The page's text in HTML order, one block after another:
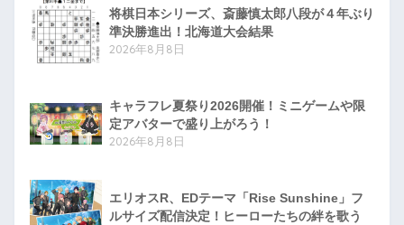
将棋日本シリーズ、斎藤慎太郎八段が４年ぶり
準決勝進出！北海道大会結果
2026年8月8日
キャラフレ夏祭り2026開催！ミニゲームや限
定アバターで盛り上がろう！
2026年8月8日
エリオスR、EDテーマ「Rise Sunshine」フ
ルサイズ配信決定！ヒーローたちの絆を歌う